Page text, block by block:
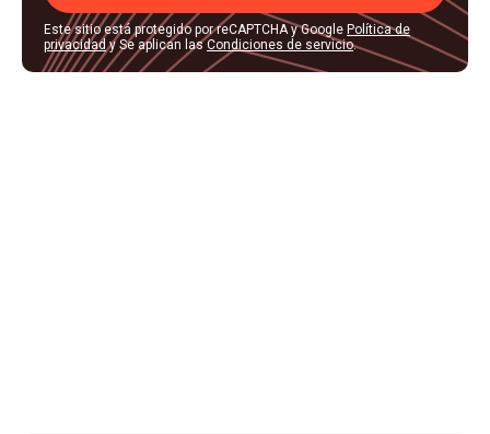
Este sitio está protegido por reCAPTCHA y Google Política de
privacidady Se aplican lasCondiciones de servicio.